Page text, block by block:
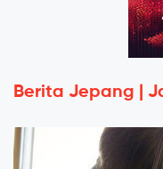
Berita Jepang |